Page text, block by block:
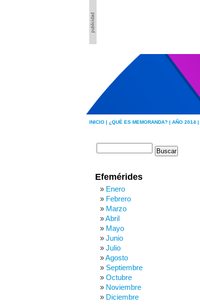
INICIO | ¿QUÉ ES MEMORANDA? | AÑO 2014 |
Efemérides
Enero
Febrero
Marzo
Abril
Mayo
Junio
Julio
Agosto
Septiembre
Octubre
Noviembre
Diciembre